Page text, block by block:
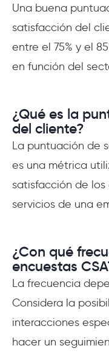
Una buena
satisfacción del
entre el 75% y el
en función del
¿Qué es la
del cliente?
La puntuación de
es una métrica
satisfacción de
servicios de una
¿Con qué
encuestas
La frecuencia
Considera la
interacciones
hacer un